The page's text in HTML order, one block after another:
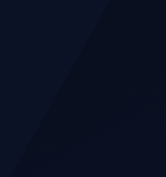
ablakemelő
tükörrel